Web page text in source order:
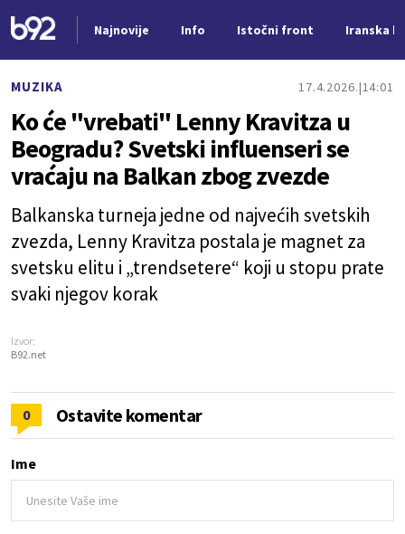
Najnovije Info Istočni front Iranska
MUZIKA 17.4.2026. 14:01
Ko će "vrebati" Lenny Kravitza u
Beogradu? Svetski influenseri se
vraćaju na Balkan zbog zvezde
Balkanska turneja jedne od najvećih svetskih
zvezda, Lenny Kravitza postala je magnet za
svetsku elitu i „trendsetere“ koji u stopu prate
svaki njegov korak
Izvor:
B92.net
0 Ostavite komentar
Ime